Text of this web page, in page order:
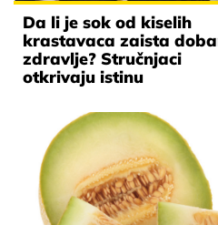
Da li je sok od kiselih
krastavaca zaista
zdravlje? Stručnjaci
otkrivaju istinu